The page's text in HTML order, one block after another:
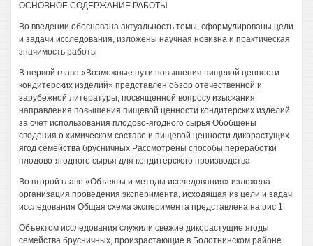
ОСНОВНОЕ СОДЕРЖАНИЕ РАБОТЫ
Во введении обоснована актуальность темы, сформулированы цели
и задачи исследования, изложены научная новизна и практическая
значимость работы
В первой главе «Возможные пути повышения пищевой ценности
кондитерских изделий» представлен обзор отечественной и
зарубежной литературы, посвященной вопросу изыскания
направления повышения пищевой ценности кондитерских изделий
за счет использования плодово-ягодного сырья Обобщены
сведения о химическом составе и пищевой ценности дикорастущих
ягод семейства брусничных Рассмотрены способы переработки
плодово-ягодного сырья для кондитерского производства
Во второй главе «Объекты и методы исследования» изложена
организация проведения эксперимента, исходящая из цели и задач
исследования Общая схема эксперимента представлена на рис 1
Объектом исследования служили свежие дикорастущие ягоды
семейства брусничных, произрастающие в Болотнинском районе